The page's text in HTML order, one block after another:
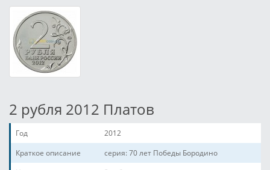
2 рубля 2012 Платов
Год
2012
Краткое описание
серия: 70 лет Победы Бородино